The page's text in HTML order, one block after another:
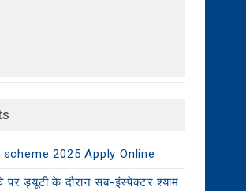
2025 Apply Online
पर ड्यूटी के दौरान सब-इंस्पेक्टर श्याम